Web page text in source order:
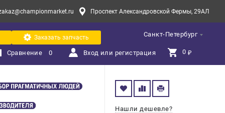
Проспект Александровской Фермы, 29АЛ
Санкт-Петербург
Заказать запчасть
Сравнение 0 Вход или регистрация 0 ₽
Нашли дешевле?